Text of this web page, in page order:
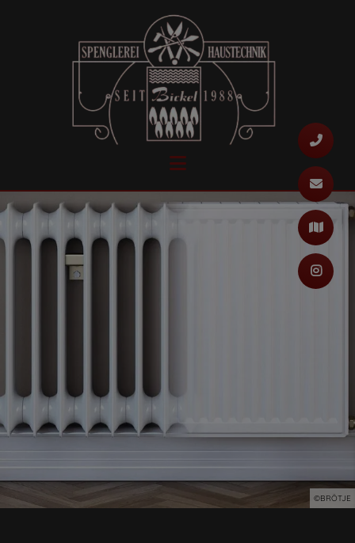
©BRÖTJE